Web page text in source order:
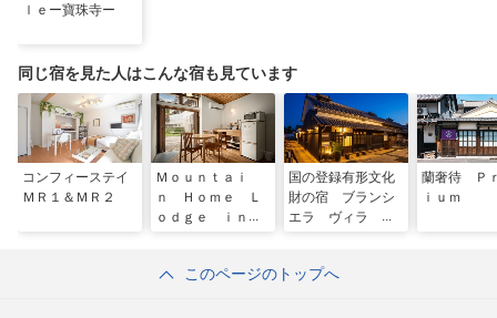
ｌｅー寶珠寺ー
同じ宿を見た人はこんな宿も見ています
コンフィーステイ
ＭＲ１＆ＭＲ２
Ｍｏｕｎｔａｉ
ｎ Ｈｏｍｅ Ｌ
ｏｄｇｅ ｉｎ
国の登録有形文化
財の宿 ブランシ
エラ ヴィラ 明
蘭奢待 Ｐ
ｉｕｍ
このページのトップへ